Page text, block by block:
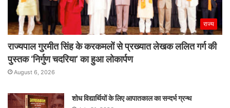
राज्य
राज्यपाल गुरमीत सिंह के करकमलों से प्रख्यात लेखक ललित गर्ग की
पुस्तक ‘निर्गुण चदरिया’ का हुआ लोकार्पण
August 6, 2026
शोध विद्यार्थियों के लिए आपातकाल का सन्दर्भ ग्रन्थ